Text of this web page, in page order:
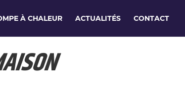
À CHALEUR ACTUALITÉS CONTACT